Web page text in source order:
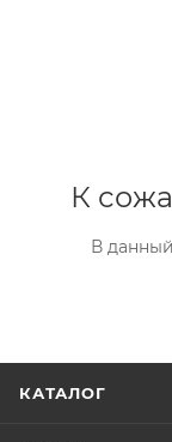
К
В
КАТАЛОГ